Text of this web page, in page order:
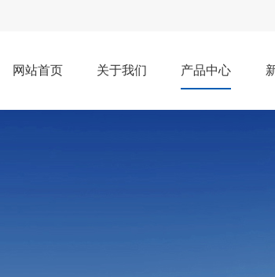
网站首页 关于我们 产品中心